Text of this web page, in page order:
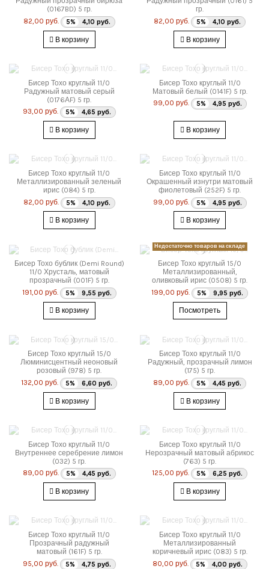
(0167BD) 5 гр.
82,00 руб.
5% 4,10 руб.
В корзину
гр.
82,00 руб.
5% 4,10 руб.
В корзину
Бисер Тохо круглый 11/0
Радужный матовый серый
(0176АF) 5 гр.
93,00 руб.
5% 4,65 руб.
В корзину
Бисер Тохо круглый 11/0
Матовый белый (0141F) 5 гр.
99,00 руб.
5% 4,95 руб.
В корзину
Бисер Тохо круглый 11/0
Металлизированный зеленый
ирис (084) 5 гр.
82,00 руб.
5% 4,10 руб.
В корзину
Бисер Тохо круглый 11/0
Окрашенный изнутри матовый
фиолетовый (252F) 5 гр.
99,00 руб.
5% 4,95 руб.
В корзину
Бисер Тохо бублик (Demi Round)
11/0 Хрусталь, матовый
прозрачный (001F) 5 гр.
191,00 руб.
5% 9,55 руб.
В корзину
Недостаточно товаров на складе
Бисер Тохо круглый 15/0
Металлизированный,
оливковый ирис (0508) 5 гр.
199,00 руб.
5% 9,95 руб.
Посмотреть
Бисер Тохо круглый 15/0
Люминисцентный неоновый
розовый (978) 5 гр.
132,00 руб.
5% 6,60 руб.
В корзину
Бисер Тохо круглый 11/0
Радужный, прозрачный лимон
(175) 5 гр.
89,00 руб.
5% 4,45 руб.
В корзину
Бисер Тохо круглый 11/0
Внутреннее серебрение лимон
(032) 5 гр.
89,00 руб.
5% 4,45 руб.
В корзину
Бисер Тохо круглый 11/0
Нерозрачный матовый абрикос
(763) 5 гр.
125,00 руб.
5% 6,25 руб.
В корзину
Бисер Тохо круглый 11/0
Прозрачный радужный
матовый (161F) 5 гр.
95,00 руб.
5% 4,75 руб.
Бисер Тохо круглый 11/0
Металлизированный
коричневый ирис (083) 5 гр.
80,00 руб.
5% 4,00 руб.